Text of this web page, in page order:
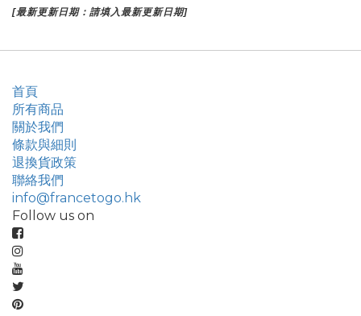
[最新更新日期：請填入最新更新日期]
首頁
所有商品
關於我們
條款與細則
退換貨政策
聯絡我們
info@francetogo.hk
Follow us on